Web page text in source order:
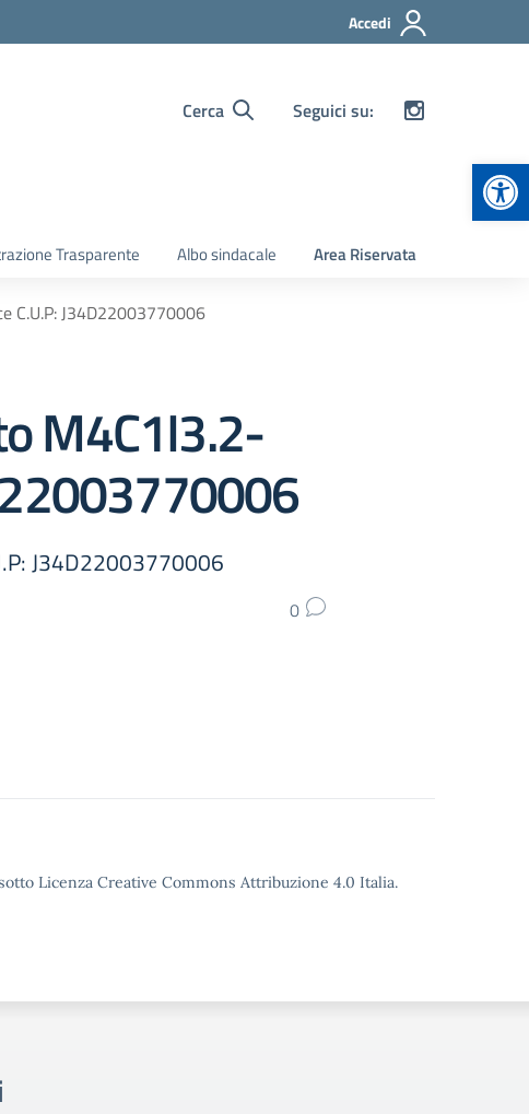
Accedi
Cerca Seguici su:
Trasparente Albo sindacale Area Riservata
C.U.P: J34D22003770006
M4C1I3.2-
J34D22003770006
0
Licenza Creative Commons Attribuzione 4.0 Italia.